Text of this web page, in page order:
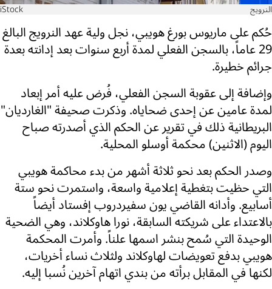
النرويج iStock
حُكم على ماريوس بورغ هويبي، نجل ولية عهد النرويج البالغ
29 عاماً، بالسجن الفعلي لمدة أربع سنوات بعد إدانته بعدة
جرائم خطيرة.
وإضافة إلى عقوبة السجن الفعلي، فُرض عليه أمر إبعاد
لمدة عامين عن إحدى ضحاياه. وذكرت صحيفة "الغارديان"
البريطانية ذلك في تقرير عن الحكم الذي أصدرته صباح
اليوم (الاثنين) محكمة أوسلو المحلية.
وصدر الحكم بعد نحو ثلاثة أشهر من بدء محاكمة هويبي
التي حظيت بتغطية إعلامية واسعة، واستمرت نحو ستة
أسابيع. وأدانه القاضي يون سفيردروب إفستاد أيضاً
بالاعتداء على شريكته السابقة، نورا هاوكلاند، وهي الضحية
الوحيدة التي سُمح بنشر اسمها علناً. وأمرت المحكمة
هويبي بدفع تعويضات لهاوكلاند ولثلاث نساء أخريات،
لكنها في المقابل برأته من بندي اتهام آخرين نُسبا إليه.